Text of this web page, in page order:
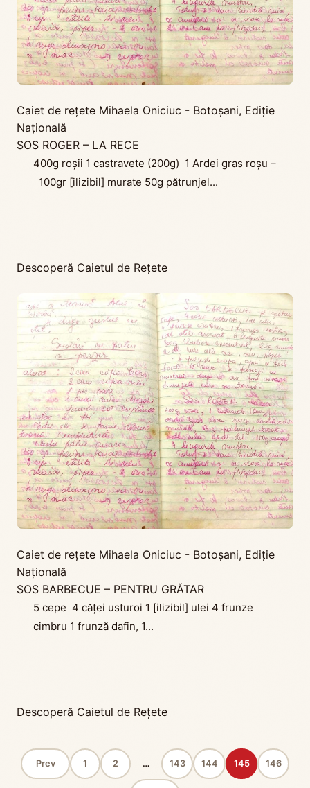
Caiet de rețete Mihaela Oniciuc - Botoșani, Ediţie
Naţională
SOS ROGER – LA RECE
400g roșii 1 castravete (200g) 1 Ardei gras roșu –
100gr [ilizibil] murate 50g pătrunjel...
Descoperă Caietul de Rețete
Caiet de rețete Mihaela Oniciuc - Botoșani, Ediţie
Naţională
SOS BARBECUE – PENTRU GRĂTAR
5 cepe 4 căței usturoi 1 [ilizibil] ulei 4 frunze
cimbru 1 frunză dafin, 1...
Descoperă Caietul de Rețete
Prev 1 2 … 143 144 145 146